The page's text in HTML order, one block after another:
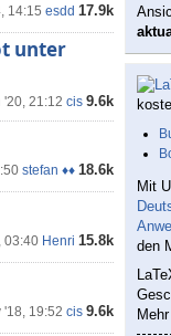
14:15 esdd 17.9k
unter
'20, 21:12 cis 9.6k
stefan ♦♦ 18.6k
03:40 Henri 15.8k
'18, 19:52 cis 9.6k
Mit
den